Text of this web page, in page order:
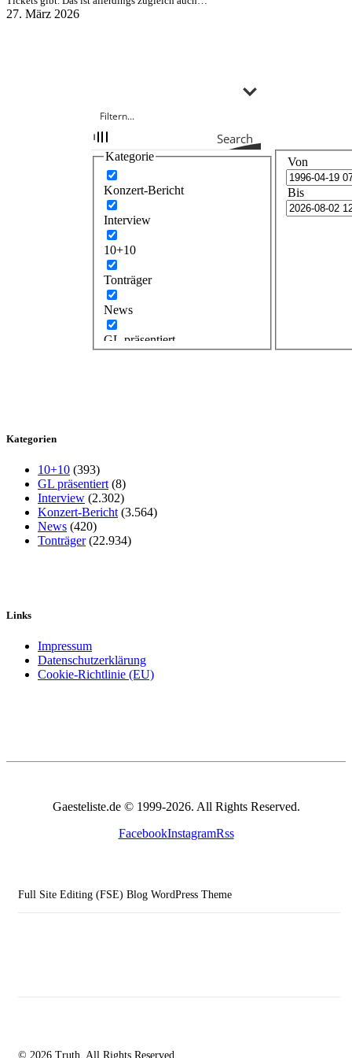
27. März 2026
Search
Kategorie
Konzert-Bericht
Interview
10+10
Tonträger
News
GL präsentiert
Von
Bis
Kategorien
10+10 (393)
GL präsentiert (8)
Interview (2.302)
Konzert-Bericht (3.564)
News (420)
Tonträger(22.934)
Links
Impressum
Datenschutzerklärung
Cookie-Richtlinie (EU)
Gaesteliste.de © 1999-2026. All Rights Reserved.
FacebookInstagramRss
Full Site Editing (FSE) Blog WordPress Theme
© 2026 Truth. All Rights Reserved.